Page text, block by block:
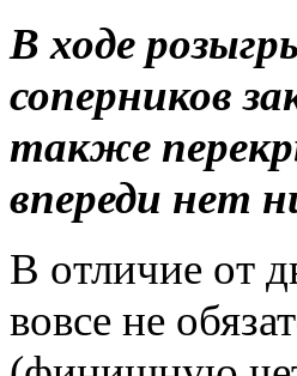
В ходе
соперников
также
впереди нет
В отличие от
вовсе не